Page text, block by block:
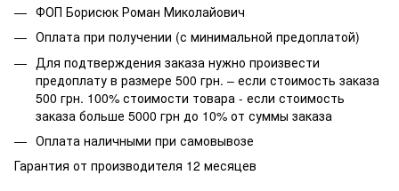
ФОП Борисюк Роман Миколайович
Оплата при получении (с минимальной предоплатой)
Для подтверждения заказа нужно произвести
предоплату в размере 500 грн. – если стоимость заказа
500 грн. 100% стоимости товара - если стоимость
заказа больше 5000 грн до 10% от суммы заказа
Оплата наличными при самовывозе
Гарантия от производителя 12 месяцев